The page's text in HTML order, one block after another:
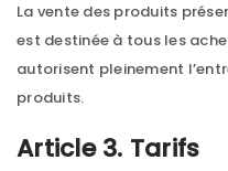
La vente des produits
est destinée à tous les
autorisent pleinement
produits.
Article 3. Tarifs